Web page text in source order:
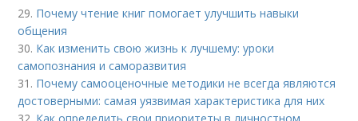
29. Почему чтение книг помогает улучшить навыки
общения
30. Как изменить свою жизнь к лучшему: уроки
самопознания и саморазвития
31. Почему самооценочные методики не всегда являются
достоверными: самая уязвимая характеристика для них